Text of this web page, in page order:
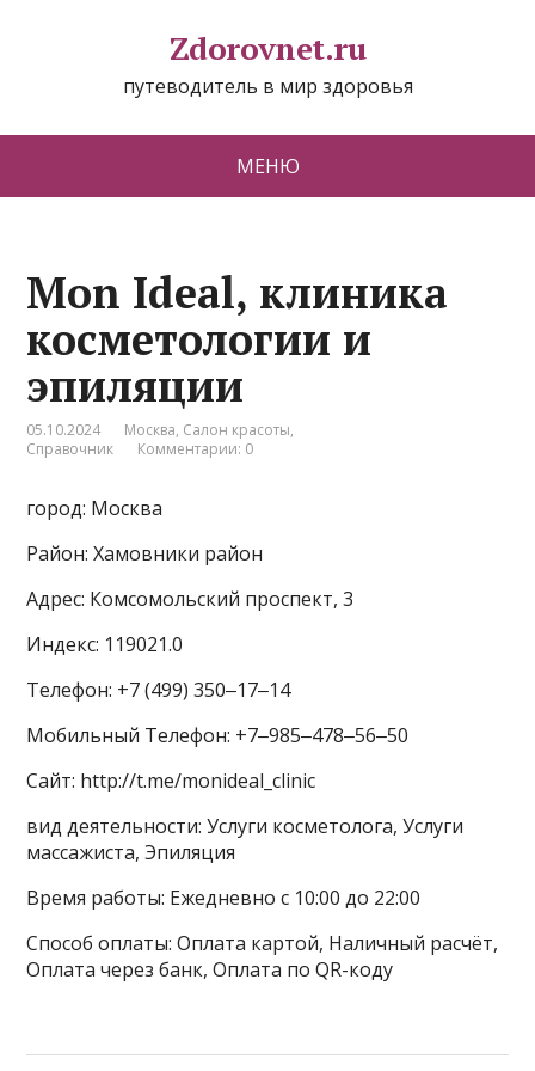
Zdorovnet.ru
путеводитель в мир здоровья
МЕНЮ
Mon Ideal, клиника
косметологии и
эпиляции
05.10.2024 Москва, Салон красоты,
Справочник
Комментарии: 0
город: Москва
Район: Хамовники район
Адрес: Комсомольский проспект, 3
Индекс: 119021.0
Телефон: +7 (499) 350‒17‒14
Мобильный Телефон: +7‒985‒478‒56‒50
Сайт: http://t.me/monideal_clinic
вид деятельности: Услуги косметолога, Услуги
массажиста, Эпиляция
Время работы: Ежедневно с 10:00 до 22:00
Способ оплаты: Оплата картой, Наличный расчёт,
Оплата через банк, Оплата по QR-коду